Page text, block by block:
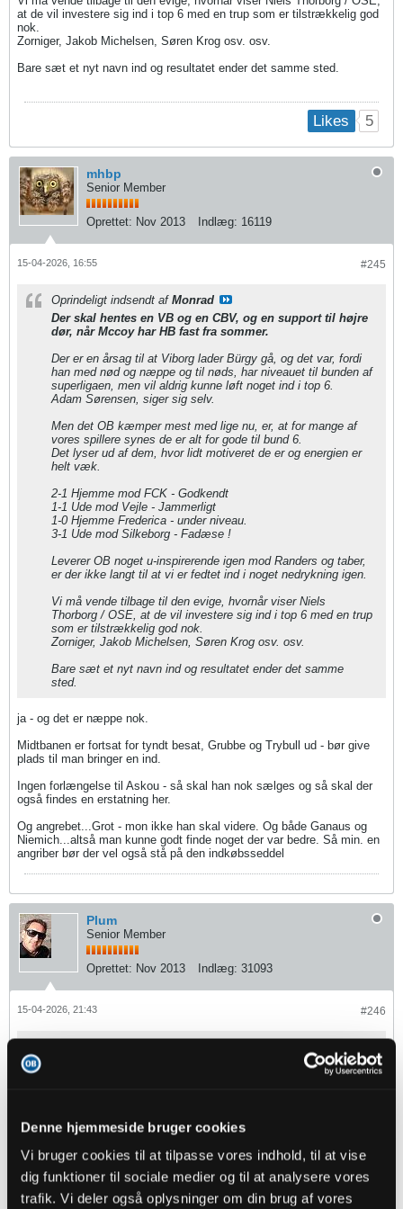
Denne hjemmeside bruger cookies
Vi bruger cookies til at tilpasse vores indhold, til at vise
dig funktioner til sociale medier og til at analysere vores
trafik. Vi deler også oplysninger om din brug af vores
at de vil investere sig ind i top 6 med en trup som er tilstrækkelig god
nok.
Zorniger, Jakob Michelsen, Søren Krog osv. osv.
Bare sæt et nyt navn ind og resultatet ender det samme sted.
Likes 5
mhbp
Senior Member
Oprettet: Nov 2013 Indlæg: 16119
#245
15-04-2026, 16:55
Oprindeligt indsendt af Monrad
Der skal hentes en VB og en CBV, og en support til højre
dør, når Mccoy har HB fast fra sommer.
Der er en årsag til at Viborg lader Bürgy gå, og det var, fordi
han med nød og næppe og til nøds, har niveauet til bunden af
superligaen, men vil aldrig kunne løft noget ind i top 6.
Adam Sørensen, siger sig selv.
Men det OB kæmper mest med lige nu, er, at for mange af
vores spillere synes de er alt for gode til bund 6.
Det lyser ud af dem, hvor lidt motiveret de er og energien er
helt væk.
2-1 Hjemme mod FCK - Godkendt
1-1 Ude mod Vejle - Jammerligt
1-0 Hjemme Frederica - under niveau.
3-1 Ude mod Silkeborg - Fadæse !
Leverer OB noget u-inspirerende igen mod Randers og taber,
er der ikke langt til at vi er fedtet ind i noget nedrykning igen.
Vi må vende tilbage til den evige, hvornår viser Niels
Thorborg / OSE, at de vil investere sig ind i top 6 med en trup
som er tilstrækkelig god nok.
Zorniger, Jakob Michelsen, Søren Krog osv. osv.
Bare sæt et nyt navn ind og resultatet ender det samme
sted.
ja - og det er næppe nok.
Midtbanen er fortsat for tyndt besat, Grubbe og Trybull ud - bør give
plads til man bringer en ind.
Ingen forlængelse til Askou - så skal han nok sælges og så skal der
også findes en erstatning her.
Og angrebet...Grot - mon ikke han skal videre. Og både Ganaus og
Niemich...altså man kunne godt finde noget der var bedre. Så min. en
angriber bør der vel også stå på den indkøbsseddel
Plum
Senior Member
Oprettet: Nov 2013 Indlæg: 31093
#246
15-04-2026, 21:43
bør give plads til man bringer en ind.
skal der også findes en erstatning her.
Og angrebet...Grot - mon ikke han skal videre. Og både
Ganaus og Niemich...altså man kunne godt finde noget der